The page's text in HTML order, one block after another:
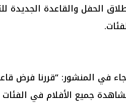
الحفل والقاعدة الجديدة
في المنشور: “قررنا فرض
جميع الأفلام في